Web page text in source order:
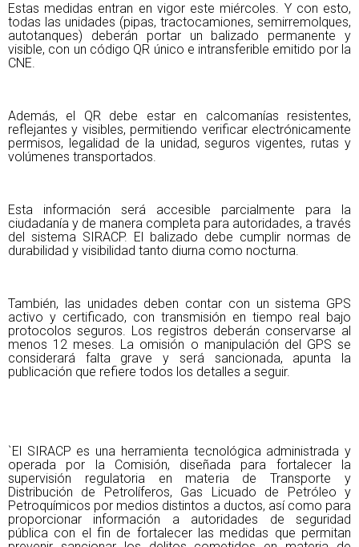
Estas medidas entran en vigor este miércoles. Y con esto,
todas las unidades (pipas, tractocamiones, semirremolques,
autotanques) deberán portar un balizado permanente y
visible, con un código QR único e intransferible emitido por la
CNE.
Además, el QR debe estar en calcomanías resistentes,
reflejantes y visibles, permitiendo verificar electrónicamente
permisos, legalidad de la unidad, seguros vigentes, rutas y
volúmenes transportados.
Esta información será accesible parcialmente para la
ciudadanía y de manera completa para autoridades, a través
del sistema SIRACP. El balizado debe cumplir normas de
durabilidad y visibilidad tanto diurna como nocturna.
También, las unidades deben contar con un sistema GPS
activo y certificado, con transmisión en tiempo real bajo
protocolos seguros. Los registros deberán conservarse al
menos 12 meses. La omisión o manipulación del GPS se
considerará falta grave y será sancionada, apunta la
publicación que refiere todos los detalles a seguir.
`El SIRACP es una herramienta tecnológica administrada y
operada por la Comisión, diseñada para fortalecer la
supervisión regulatoria en materia de Transporte y
Distribución de Petrolíferos, Gas Licuado de Petróleo y
Petroquímicos por medios distintos a ductos, así como para
proporcionar información a autoridades de seguridad
pública con el fin de fortalecer las medidas que permitan